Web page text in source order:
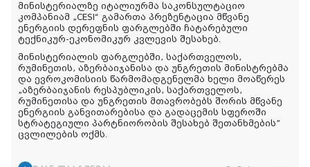
მინისტერიალზე იტალიურმა საკონსულტაციო
კომპანიამ „CESI“ გამართა პრეზენტაცია მწვანე
ენერგიის დერეფნის ფარგლებში ჩატარებული
ტექნიკურ-ეკონომიკურ კვლევის შესახებ.
მინისტერიალის ფარგლებში, საქართველოს,
რუმინეთის, აზერბაიჯანისა და უნგრეთის მინისტრებმა
და ევროკომისიის წარმომადგენელმა ხელი მოაწერეს
„აზერბაიჯანის რესპუბლიკის, საქართველოს,
რუმინეთისა და უნგრეთის მთავრობებს შორის მწვანე
ენერგიის განვითარებისა და გადაცემის სფეროში
სტრატეგიული პარტნიორობის შესახებ შეთანხმების”
ცვლილების ოქმს.